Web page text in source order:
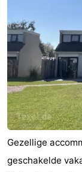
Gezellige
geschakelde